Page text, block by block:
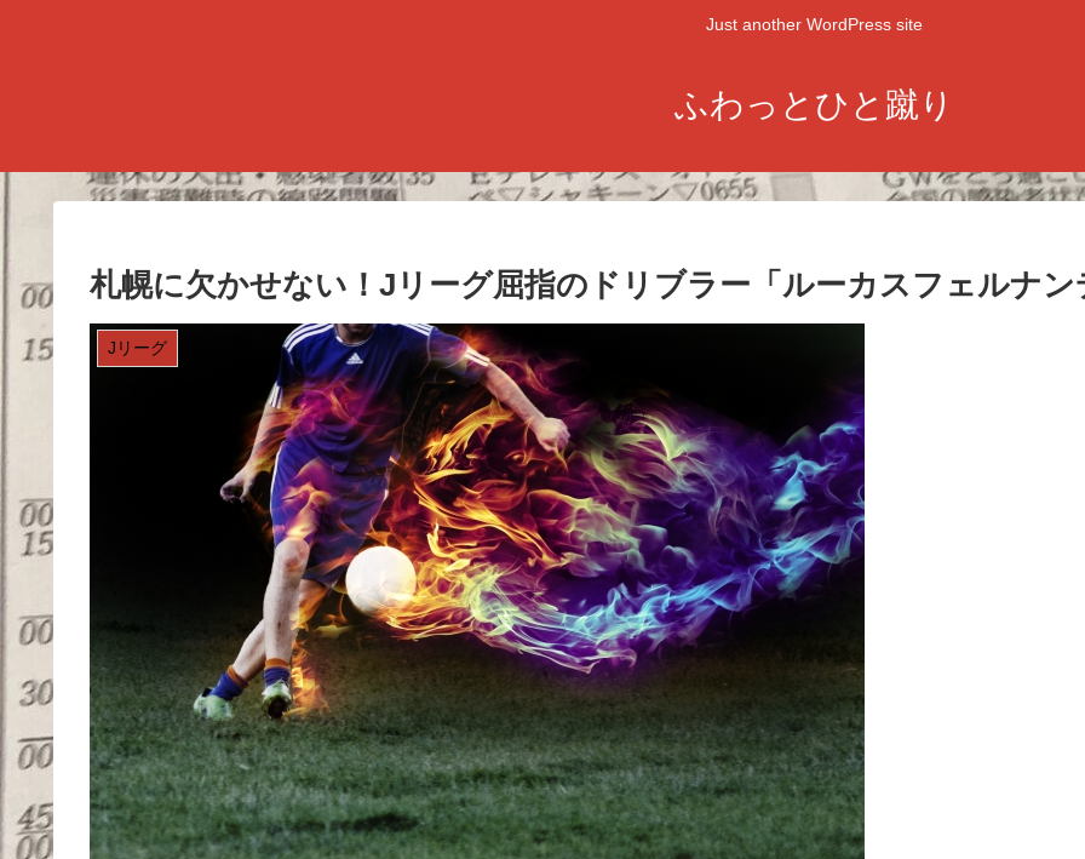
Just another WordPress site
ふわっとひと蹴り
札幌に欠かせない！Jリーグ屈指のドリブラー「ルーカスフェルナ
Jリーグ